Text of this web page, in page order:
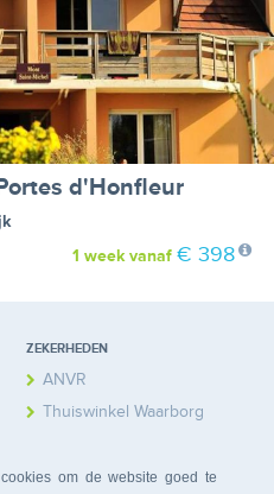
om de website goed te
d'Honfleur
1 weekvanaf € 398
ZEKERHEDEN
ANVR
Thuiswinkel Waarborg